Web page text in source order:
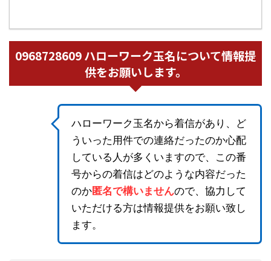
0968728609 ハローワーク玉名について情報提
供をお願いします。
ハローワーク玉名から着信があり、ど
ういった用件での連絡だったのか心配
している人が多くいますので、この番
号からの着信はどのような内容だった
のか匿名で構いませんので、協力して
いただける方は情報提供をお願い致し
ます。